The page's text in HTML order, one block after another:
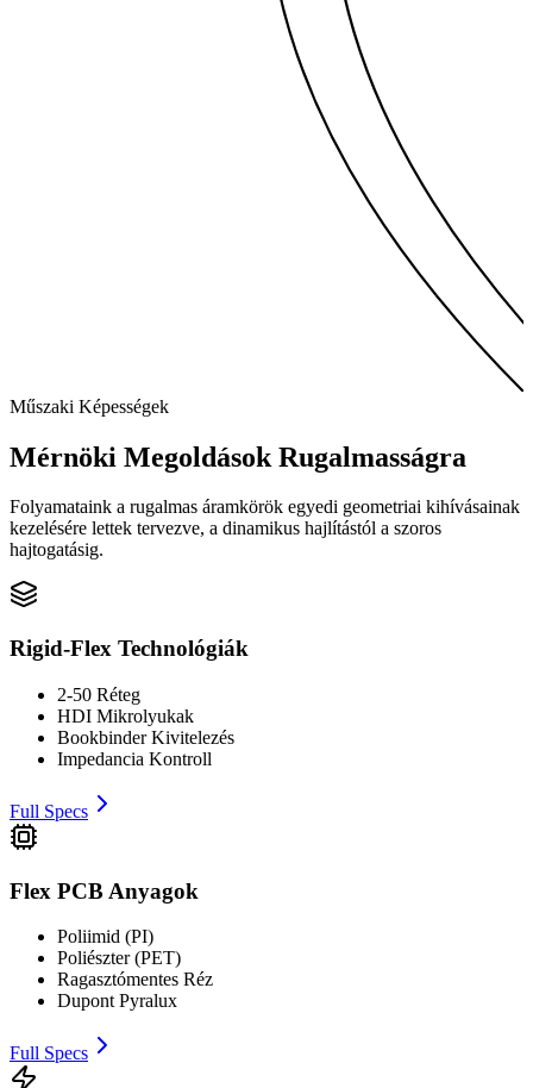
Műszaki Képességek
Mérnöki Megoldások Rugalmasságra
Folyamataink a rugalmas áramkörök egyedi geometriai kihívásainak
kezelésére lettek tervezve, a dinamikus hajlítástól a szoros
hajtogatásig.
Rigid-Flex Technológiák
2-50 Réteg
HDI Mikrolyukak
Bookbinder Kivitelezés
Impedancia Kontroll
Full Specs
Flex PCB Anyagok
Poliimid (PI)
Poliészter (PET)
Ragasztómentes Réz
Dupont Pyralux
Full Specs